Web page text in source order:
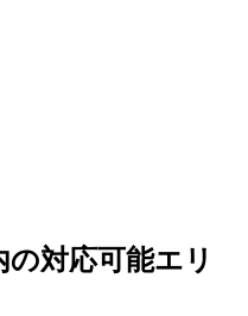
対応可能エリ